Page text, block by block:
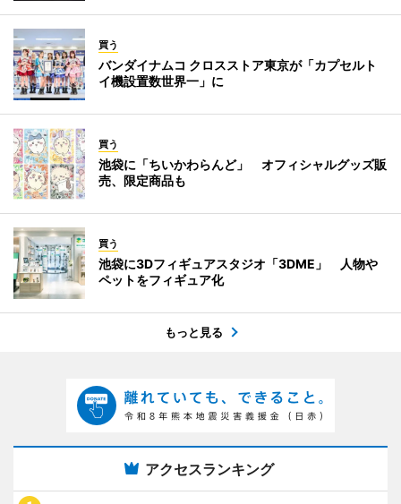
買う
バンダイナムコ クロスストア東京が「カプセルト
イ機設置数世界一」に
買う
池袋に「ちいかわらんど」 オフィシャルグッズ販
売、限定商品も
買う
池袋に3Dフィギュアスタジオ「3DME」 人物や
ペットをフィギュア化
もっと見る
アクセスランキング